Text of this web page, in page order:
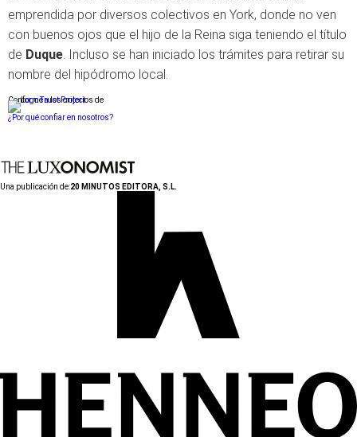
emprendida por diversos colectivos en York, donde no ven
con buenos ojos que el hijo de la Reina siga teniendo el título
de Duque. Incluso se han iniciado los trámites para retirar su
nombre del hipódromo local.
Conforme a los criterios de
¿Por qué confiar en nosotros?
Una publicación de:20 MINUTOS EDITORA, S.L.